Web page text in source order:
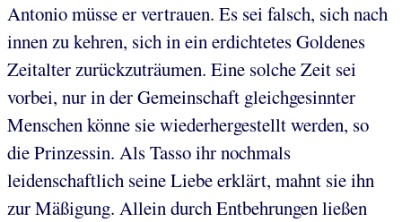
Antonio müsse er vertrauen. Es sei falsch, sich nach
innen zu kehren, sich in ein erdichtetes Goldenes
Zeitalter zurückzuträumen. Eine solche Zeit sei
vorbei, nur in der Gemeinschaft gleichgesinnter
Menschen könne sie wiederhergestellt werden, so
die Prinzessin. Als Tasso ihr nochmals
leidenschaftlich seine Liebe erklärt, mahnt sie ihn
zur Mäßigung. Allein durch Entbehrungen ließen